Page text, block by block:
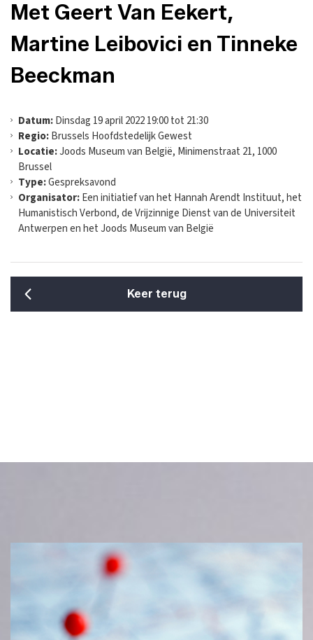
Met Geert Van Eekert,
Martine Leibovici en Tinneke
Beeckman
Datum:Dinsdag 19 april 2022 19:00 tot 21:30
Regio:Brussels Hoofdstedelijk Gewest
Locatie:Joods Museum van België, Minimenstraat 21, 1000
Brussel
Type:Gespreksavond
Organisator:Een initiatief van het Hannah Arendt Instituut, het
Humanistisch Verbond, de Vrijzinnige Dienst van de Universiteit
Antwerpen en het Joods Museum van België
Keer terug